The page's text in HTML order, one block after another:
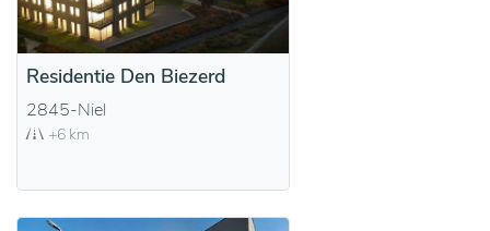
Residentie Den Biezerd
2845-Niel
+6 km